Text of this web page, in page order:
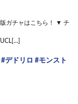
ガチャはこちら！ ▼ チ
デドリロ #モンスト